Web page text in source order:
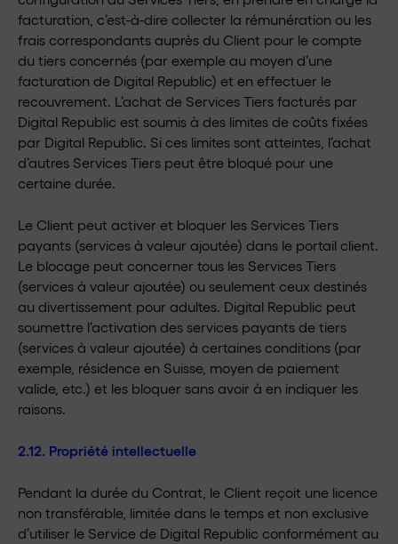
facturation, c’est-à-dire collecter la rémunération ou les
frais correspondants auprès du Client pour le compte
du tiers concernés (par exemple au moyen d’une
facturation de Digital Republic) et en effectuer le
recouvrement. L’achat de Services Tiers facturés par
Digital Republic est soumis à des limites de coûts fixées
par Digital Republic. Si ces limites sont atteintes, l’achat
d’autres Services Tiers peut être bloqué pour une
certaine durée.
Le Client peut activer et bloquer les Services Tiers
payants (services à valeur ajoutée) dans le portail client.
Le blocage peut concerner tous les Services Tiers
(services à valeur ajoutée) ou seulement ceux destinés
au divertissement pour adultes. Digital Republic peut
soumettre l’activation des services payants de tiers
(services à valeur ajoutée) à certaines conditions (par
exemple, résidence en Suisse, moyen de paiement
valide, etc.) et les bloquer sans avoir à en indiquer les
raisons.
2.12. Propriété intellectuelle
Pendant la durée du Contrat, le Client reçoit une licence
non transférable, limitée dans le temps et non exclusive
d’utiliser le Service de Digital Republic conformément au